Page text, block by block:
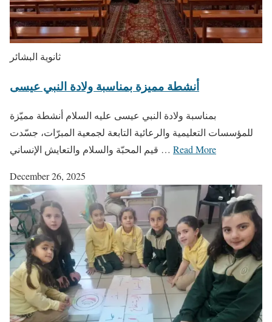
ثانوية البشائر
أنشطة مميزة بمناسبة ولادة النبي عيسى
بمناسبة ولادة النبي عيسى عليه السلام أنشطة مميّزة
للمؤسسات التعليمية والرعائية التابعة لجمعية المبرّات، جسّدت
قيم المحبّة والسلام والتعايش الإنساني … Read More
December 26, 2025